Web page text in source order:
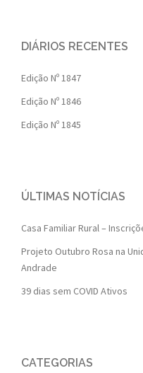
DIÁRIOS RECENTES
Edição Nº 1847
Edição Nº 1846
Edição Nº 1845
ÚLTIMAS NOTÍCIAS
Casa Familiar Rural –
Projeto Outubro Rosa na
Andrade
39 dias sem COVID Ativos
CATEGORIAS